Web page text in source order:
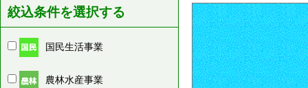
絞込条件を選択する
国民生活事業
農林水産事業